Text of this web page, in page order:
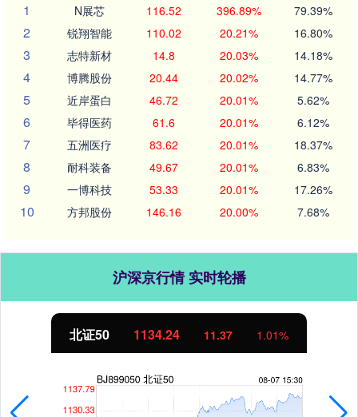
1
N展芯 116.52 396.89% 79.39%
2 锐翔智能 110.02 20.21% 16.80%
3 志特新材 14.8 20.03% 14.18%
4 博腾股份 20.44 20.02% 14.77%
5 近岸蛋白 46.72 20.01% 5.62%
6 毕得医药 61.6 20.01% 6.12%
7 五洲医疗 83.62 20.01% 18.37%
8 耐科装备 49.67 20.01% 6.83%
9 一博科技 53.33 20.01% 17.26%
10 方邦股份 146.16 20.00% 7.68%
沪深京行情 实时轮播
北证50 1134.24 11.37 1.01%